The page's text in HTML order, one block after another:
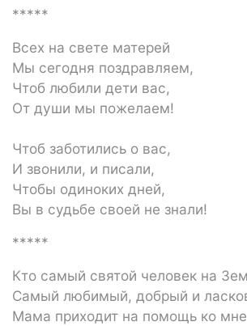
*****
Всех на свете матерей
Мы сегодня поздравляем,
Чтоб любили дети вас,
От души мы пожелаем!
Чтоб заботились о вас,
И звонили, и писали,
Чтобы одиноких дней,
Вы в судьбе своей не знали!
*****
Кто самый святой человек на
Самый любимый, добрый и
Мама приходит на помощь ко мне